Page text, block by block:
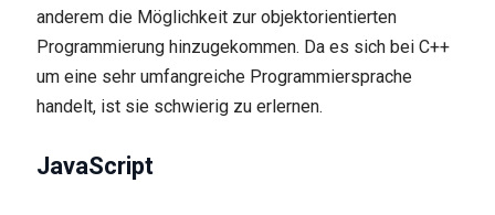
anderem die Möglichkeit zur objektorientierten
Programmierung hinzugekommen. Da es sich bei C++
um eine sehr umfangreiche Programmiersprache
handelt, ist sie schwierig zu erlernen.
JavaScript